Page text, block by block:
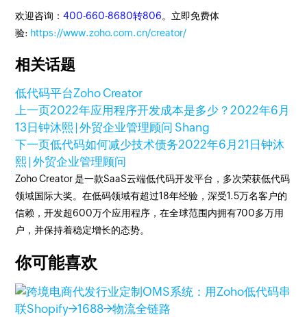
欢迎咨询：400-660-8680转806。立即免费体
验: https://www.zoho.com.cn/creator/
相关话题
低代码平台Zoho Creator
上一页2022年应用程序开发成本是多少？2022年6月
13日钟沐熙 | 外贸企业管理顾问 Shang
下一页低代码如何减少技术债务2022年6月21日钟沐
熙 | 外贸企业管理顾问
Zoho Creator 是一款SaaS云端低代码开发平台，多次荣获低代码
领域国际大奖。在低码领域有超过18年经验，深受1.5万名客户的
信赖，开发超600万个应用程序，在全球范围内拥有700多万用
户，并保持着稳定增长的态势。
你可能喜欢